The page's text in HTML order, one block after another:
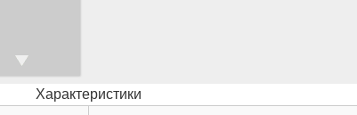
Характеристики